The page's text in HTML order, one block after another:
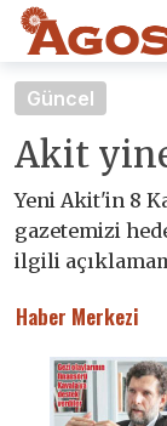
Güncel
Akit
Yeni Akit'in 8
gazetemizi
ilgili
Haber Merkezi